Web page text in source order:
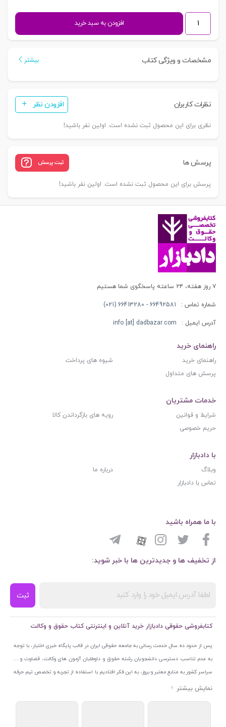
هوش
مصنوعی
روابط
دکتر
عدد
افزودن به سبد خرید
مشخصات و ویژگی کتاب بیشتر
نظرات کاربران افزودن نظر
نظری برای این محصول ثبت نشده است. اولین نفر باشید!
پرسش ها ثبت پرسش
پرسش برای این محصول ثبت نشده است. اولین نفر باشید!
۷ روز هفته، ۲۴ ساعته پاسخگوی شما هستیم
شماره تماس : 66492581 - 66413280 (021)
آدرس ایمیل : info [at] dadbazar.com
راهنمای خرید
راهنمای خرید
شیوه های پرداخت
پرسش های متداول
خدمات مشتریان
شرایط و قوانین
رویه های بازگرداندن کالا
حریم خصوصی
با دادبازار
وبلاگ
درباره ما
تماس با دادبازار
از تخفیف ها و جدیدترین ها با خبر شوید:
ثبت
با ما همراه باشید
کتابفروشی حقوقی دادبازار خرید آنلاین و اینترنتی کتاب حقوق و وکالت
پس از حدود ده سال خدمت رسانی به جامعه حقوقی ایران در قالب پایگاه خبری اختبار، با توجه
به عدم تناسب دسترسی دانشجویان رشته حقوق و داوطلبان آزمون های وکالت، قضاوت و ...
سراسر کشور به منابع معتبر و بروز، به این فکر افتادیم با استفاده از تجربه و تخصص تیم حرفه
ای اختبار خدمتی جدید به جامعه حقوقی ایران ارائه کنیم. به این منظور با راه اندازی و تجهیز